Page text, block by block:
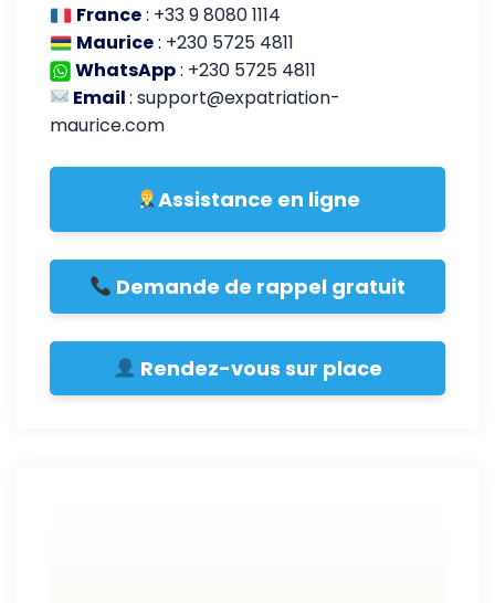
France: +33 9 8080 1114
Maurice: +230 5725 4811
WhatsApp: +230 5725 4811
Email:support@expatriation-
maurice.com
Assistance en ligne
Demande de rappel gratuit
Rendez-vous sur place